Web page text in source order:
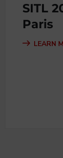
SITL
Paris
LEARN